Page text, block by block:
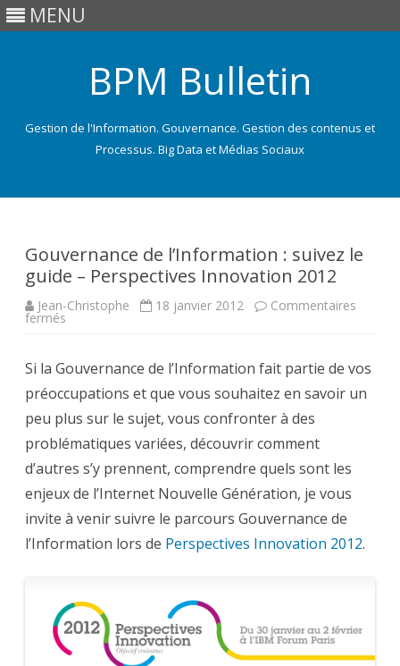
MENU
BPM Bulletin
Gestion de l'Information. Gouvernance. Gestion des contenus et
Processus. Big Data et Médias Sociaux
Gouvernance de l’Information : suivez le
guide – Perspectives Innovation 2012
Jean-Christophe 18 janvier 2012 Commentaires
fermés
:
suivez
le
guide
–
Perspectives
Innovation
2012
Si la Gouvernance de l’Information fait partie de vos
préoccupations et que vous souhaitez en savoir un
peu plus sur le sujet, vous confronter à des
problématiques variées, découvrir comment
d’autres s’y prennent, comprendre quels sont les
enjeux de l’Internet Nouvelle Génération, je vous
invite à venir suivre le parcours Gouvernance de
l’Information lors de Perspectives Innovation 2012.